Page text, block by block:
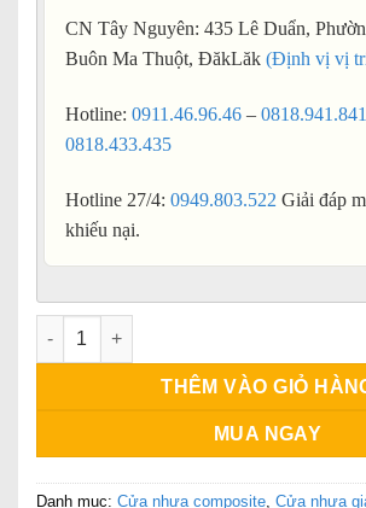
CN Tây Nguyên: 435 Lê Duẩn,
Buôn Ma Thuột, ĐăkLăk (Định vị vị
Hotline: 0911.46.96.46 – 0818.941.841
0818.433.435
Hotline 27/4: 0949.803.522 Giải đáp
khiếu nại.
Giá cửa nhựa phòng ngủ số lượng
THÊM VÀO GIỎ
MUA NGAY
Danh mục: Cửa nhựa composite Cửa nhựa